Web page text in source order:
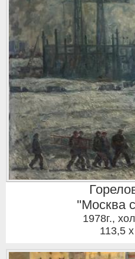
"Москва
1978г.,
113,5